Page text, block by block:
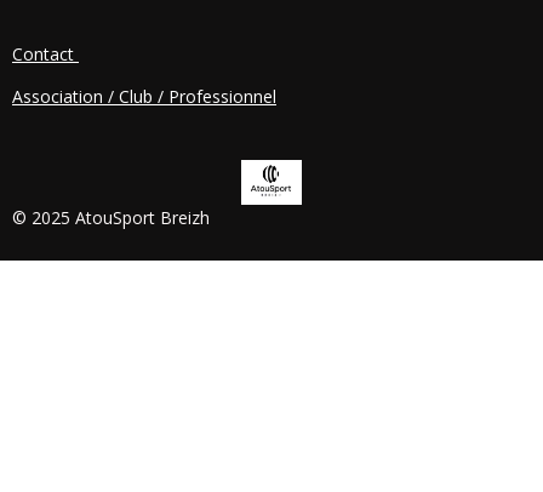
Contact
Association / Club / Professionnel
© 2025 AtouSport Breizh